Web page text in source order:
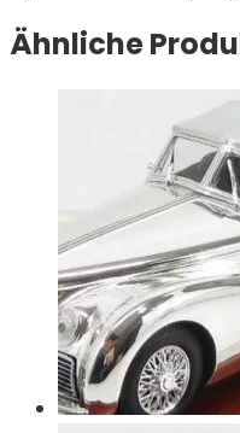
Ähnliche